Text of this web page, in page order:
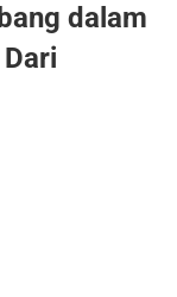
dalam